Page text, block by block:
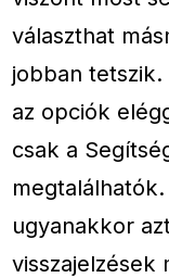
választhat
jobban
az opciók
csak a
ugyanakkor
visszajelzések